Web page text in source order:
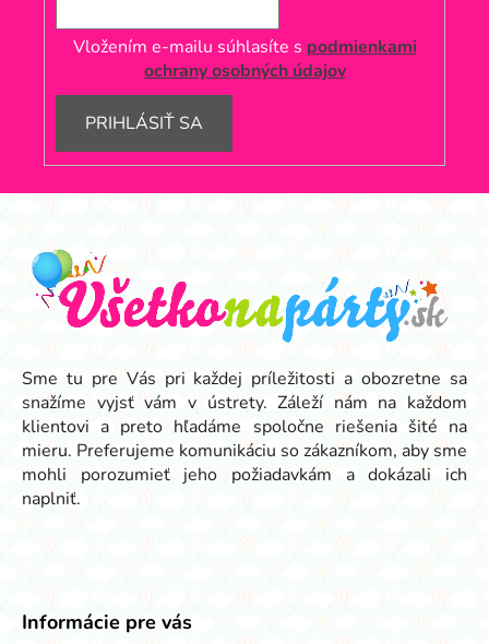
Vložením e-mailu súhlasíte s podmienkami
ochrany osobných údajov
PRIHLÁSIŤ SA
Z
Sme tu pre Vás pri každej príležitosti a obozretne sa
snažíme vyjsť vám v ústrety. Záleží nám na každom
klientovi a preto hľadáme spoločne riešenia šité na
mieru. Preferujeme komunikáciu so zákazníkom, aby sme
mohli porozumieť jeho požiadavkám a dokázali ich
naplniť.
Informácie pre vás